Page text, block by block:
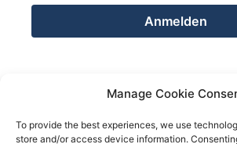
Manage Cookie
To provide the best experiences, we use
store and/or access device information.
Netsolution Consulting Group